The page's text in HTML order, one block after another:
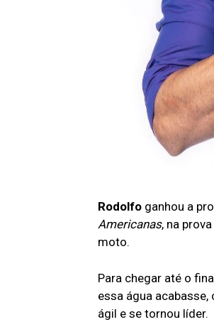
Rodolfo ganhou a
Americanas, na
moto.
Para chegar até o
essa água
ágil e se tornou líder.